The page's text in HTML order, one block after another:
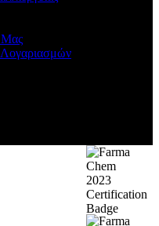
Μας
Λογαριασμών